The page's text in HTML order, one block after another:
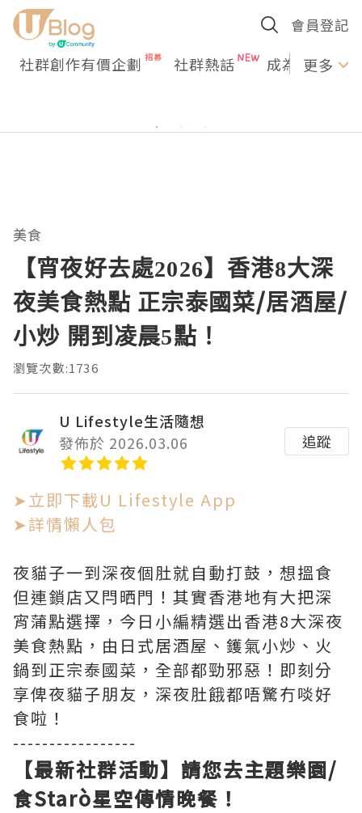
會員登記
社群創作有價企劃 社群熱話 成為U更多
美食
【宵夜好去處2026】香港8大深
夜美食熱點 正宗泰國菜/居酒屋/
小炒 開到凌晨5點！
瀏覽次數:1736
U Lifestyle生活隨想
發佈於 2026.03.06
追蹤
➤立即下載U Lifestyle App
➤詳情懶人包
夜貓子一到深夜個肚就自動打鼓，想搵食
但連鎖店又閂晒門！其實香港地有大把深
宵蒲點選擇，今日小編精選出香港8大深夜
美食熱點，由日式居酒屋、鑊氣小炒、火
鍋到正宗泰國菜，全部都勁邪惡！即刻分
享俾夜貓子朋友，深夜肚餓都唔驚冇啖好
食啦！
-----------------
【最新社群活動】請您去主題樂園/
食Starò星空傳情晚餐！